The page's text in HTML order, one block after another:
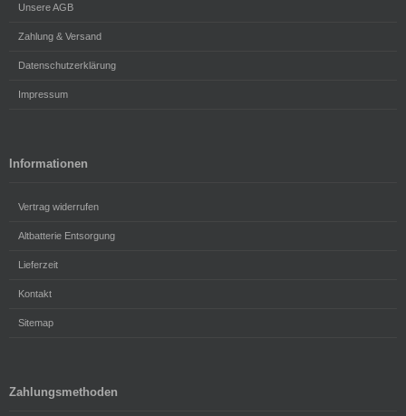
Unsere AGB
Zahlung & Versand
Datenschutzerklärung
Impressum
Informationen
Vertrag widerrufen
Altbatterie Entsorgung
Lieferzeit
Kontakt
Sitemap
Zahlungsmethoden